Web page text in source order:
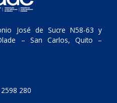
José de Sucre N58-63 y
– San Carlos, Quito –
280